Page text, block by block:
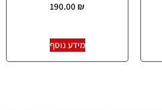
190.00 ₪
מידע נוסף